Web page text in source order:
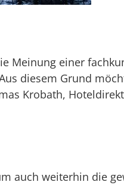
Meinung einer
diesem Grund
Krobath,
auch weiterhin die